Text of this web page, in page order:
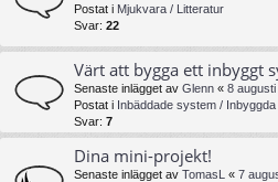
Postat i Mjukvara / Litteratur
Svar: 22
Värt att bygga ett inbyggt
Senaste inlägget av Glenn « 8
Postat i Inbäddade system /
Svar: 7
Dina mini-projekt!
Senaste inlägget av TomasL « 7